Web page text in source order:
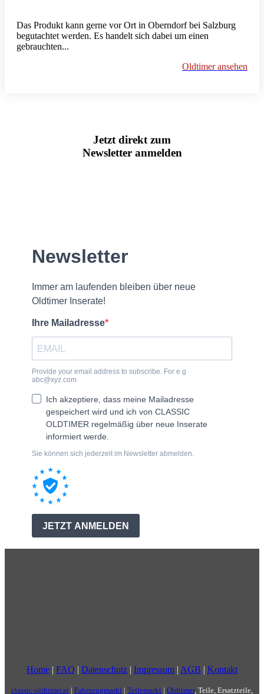
Das Produkt kann gerne vor Ort in Oberndorf bei Salzburg
begutachtet werden. Es handelt sich dabei um einen
gebrauchten...
Oldtimer ansehen
Jetzt direkt zum
Newsletter anmelden
Home | FAQ | Datenschutz | Impressum | AGB | Kontakt
classic-oldtimer.at | Fahrzeugmarkt | Teilemarkt | Oldtimer, Teile, Ersatzteile,